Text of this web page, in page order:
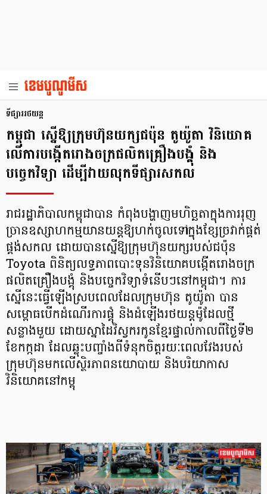
ទីផ្សាររថយន្ត
កម្ពុជា ស្នើឱ្យក្រុមហ៊ុនយក្សជប៉ុន តូយ៉ូតា វិនិយោគ
លើការបង្កើតរោងចក្រផលិតគ្រឿងបង្គុំ និង
បច្ចេកវិទ្យា ដើម្បីវាយលុកទីផ្សារសកល
រាជរដ្ឋាភិបាលកម្ពុជាបាន ​​កំពុងបង្ហាញមហិច្ឆតាក្នុងការរុញ
ច្រានឧស្សាហកម្មយានយន្តឱ្យហក់ចូលទៅក្នុងខ្សែច្រវាក់ផ្គត់
ផ្គង់សកល ដោយបានស្នើឱ្យក្រុមហ៊ុនយក្សរបស់ជប៉ុន
Toyota ពិនិត្យលទ្ធភាពបោះទុនវិនិយោគបង្កើតរោងចក្រ
ផលិតគ្រឿងបង្គុំ និងបច្ចេកវិទ្យាទំនើបៗនៅកម្ពុជា។ ការ
ស្នើនេះធ្វើឡើងស្របពេលដែលក្រុមហ៊ុន តូយ៉ូតា បាន
សម្ពោធបើកដំណើរការផ្គុំ និងដំឡើងរថយន្តម៉ូដែលថ្មី
សន្លាងមួយ ដោយស្នាដៃវិស្វករកូនខ្មែរផ្ទាល់កាលពីថ្ងៃទី២
ខែកក្កដា ដែលឆ្លុះបញ្ចាំងពីទំនុកចិត្តរយៈពេលវែងរបស់
ក្រុមហ៊ុនមកលើស្ថិរភាពនយោបាយ និងបរិយាកាស
វិនិយោគនៅកម្ពុ